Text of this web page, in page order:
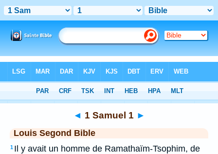
> 1 Samuel 1
◄ 1 Samuel 1 ►
Louis Segond Bible
1 Il y avait un homme de Ramathaïm-Tsophim, de